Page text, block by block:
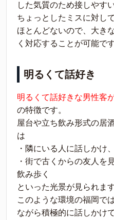
した気質のため接しやす
ちょっとしたミスに対し
ほとんどないので、大き
く対応することが可能です
明るくて話好き
明るくて話好きな男性客
の特徴です。
屋台や立ち飲み形式の居
は
・隣にいる人に話しかけ
・街で古くからの友人を
飲み歩く
といった光景が見られます
このような環境の福岡で
ながら積極的に話しかけ